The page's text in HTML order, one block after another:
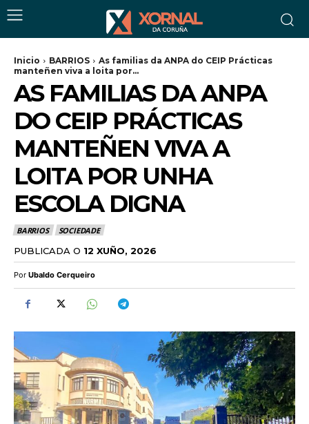
Inicio BARRIOS
As familias da ANPA do CEIP Prácticas
manteñen viva a loita por...
AS FAMILIAS DA ANPA
DO CEIP PRÁCTICAS
MANTEÑEN VIVA A
LOITA POR UNHA
ESCOLA DIGNA
BARRIOS SOCIEDADE
PUBLICADA O 12 XUÑO, 2026
Por Ubaldo Cerqueiro